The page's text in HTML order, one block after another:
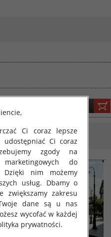
Ci coraz lepsze
udostępniać Ci coraz
zgody na
do
Dzięki nim możemy
usług. Dbamy o
zwiększamy zakresu
dane są u nas
wycofać w każdej
prywatności.